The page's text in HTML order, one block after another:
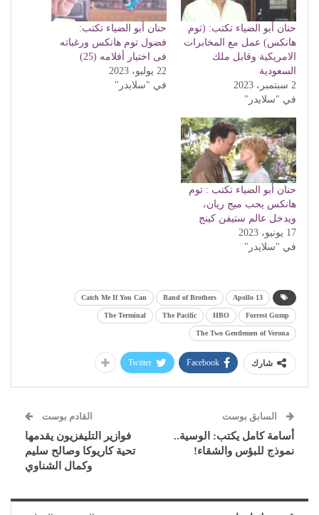
حنان أبو الضياء تكتب: (توم
هانكس) عمل مع المخابرات
الامريكية وقابل ملك
السعودية
2 سبتمبر، 2023
في "سلايدر"
حنان أبو الضياء تكتب:
فضول توم هانكس ورغباته
فى اختيار أفلامه (25)
22 يوليو، 2023
في "سلايدر"
حنان أبو الضياء تكتب : توم
هانكس يحب ميج ريان،
ويدخل عالم ستيفن كينج
17 يونيو، 2023
في "سلايدر"
Apollo 13
Band of Brothers
Catch Me If You Can
Forrest Gump
HBO
The Pacific
The Terminal
The Two Gentlemen of Verona
شارك Facebook
Twitter
السابق بوست
أسامة كامل يكتب: الوسية..
نموذج للبؤس والشقاء!
القادم بوست
فوازير التليفزيون يقدمها
تحية كاريوكا وصالح سليم
وكمال الشناوي